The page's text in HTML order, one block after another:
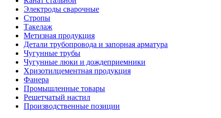
Электроды сварочные
Стропы
Такелаж
Метизная продукция
Детали трубопровода и запорная арматура
Чугунные трубы
Чугунные люки и дождеприемники
Хризотилцементная продукция
Фанера
Промышленные товары
Решетчатый настил
Производственные позиции